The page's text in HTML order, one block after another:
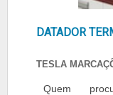
com
analítica
DATADOR
TESLA
Quem